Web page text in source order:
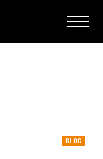
BLOG